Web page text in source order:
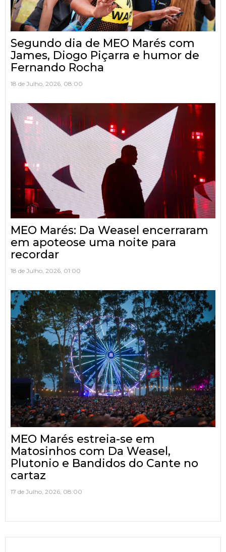
Segundo dia de MEO Marés com
James, Diogo Piçarra e humor de
Fernando Rocha
18 de Julho, 2026, 08:00
MEO Marés: Da Weasel encerraram
em apoteose uma noite para
recordar
18 de Julho, 2026, 01:00
MEO Marés estreia-se em
Matosinhos com Da Weasel,
Plutonio e Bandidos do Cante no
cartaz
17 de Julho, 2026, 08:00